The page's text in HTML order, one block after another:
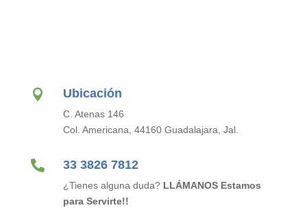
 Ubicación
C. Atenas 146
Col. Americana, 44160 Guadalajara, Jal.
 33 3826 7812
¿Tienes alguna duda? LLÁMANOS Estamos
para Servirte!!